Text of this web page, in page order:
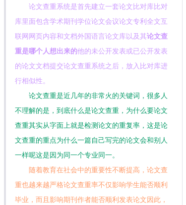
论文查重系统是首先建立一套论文比对库比对
库里面包含学术期刊学位论文会议论文专利全文互
联网网页内容和文档外国语言论文库以及其论文查
重是哪个人想出来的他的未公开发表或已公开发表
的论文文档提交论文查重系统之后，放入比对库进
行相似性。
论文查重是近几年的非常火的关键词，很多人
不理解的是，到底什么是论文查重，为什么要论文
查重其实从字面上就是检测论文的重复率，这是论
文查重的重点为什么一篇自己写完的论文会和别人
一样呢这是因为同一个专业同一。
随着教育在社会中的重要性不断提高，论文查
重也越来越严格论文查重率不仅影响学生能否顺利
毕业，而且影响期刊作者能否顺利发表论文因此，